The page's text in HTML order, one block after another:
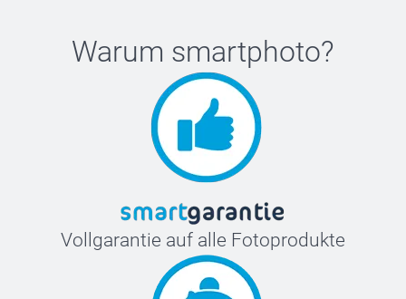
Warum smartphoto?
Vollgarantie auf alle Fotoprodukte